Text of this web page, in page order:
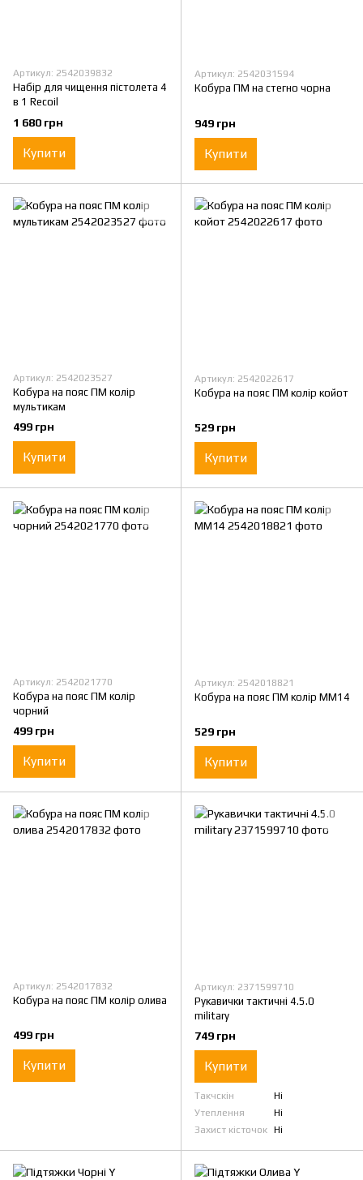
Артикул: 2542039832
Набір для чищення пістолета 4
в 1 Recoil
1 680 грн
Купити
Артикул: 2542031594
Кобура ПМ на стегно чорна
949 грн
Купити
Артикул: 2542023527
Кобура на пояс ПМ колір
мультикам
499 грн
Купити
Артикул: 2542022617
Кобура на пояс ПМ колір койот
529 грн
Купити
Артикул: 2542021770
Кобура на пояс ПМ колір
чорний
499 грн
Купити
Артикул: 2542018821
Кобура на пояс ПМ колір ММ14
529 грн
Купити
Артикул: 2542017832
Кобура на пояс ПМ колір олива
499 грн
Купити
Артикул: 2371599710
Рукавички тактичні 4.5.0
military
749 грн
Купити
Такчскін
Ні
Утеплення
Ні
Захист кісточок Ні